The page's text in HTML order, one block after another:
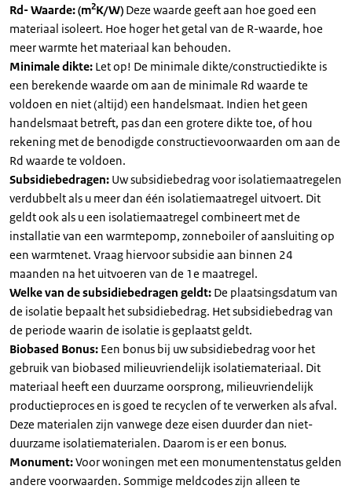
Rd- Waarde: (m2K/W) Deze waarde geeft aan hoe goed een
materiaal isoleert. Hoe hoger het getal van de R-waarde, hoe
meer warmte het materiaal kan behouden.
Minimale dikte: Let op! De minimale dikte/constructiedikte is
een berekende waarde om aan de minimale Rd waarde te
voldoen en niet (altijd) een handelsmaat. Indien het geen
handelsmaat betreft, pas dan een grotere dikte toe, of hou
rekening met de benodigde constructievoorwaarden om aan de
Rd waarde te voldoen.
Subsidiebedragen: Uw subsidiebedrag voor isolatiemaatregelen
verdubbelt als u meer dan één isolatiemaatregel uitvoert. Dit
geldt ook als u een isolatiemaatregel combineert met de
installatie van een warmtepomp, zonneboiler of aansluiting op
een warmtenet. Vraag hiervoor subsidie aan binnen 24
maanden na het uitvoeren van de 1e maatregel.
Welke van de subsidiebedragen geldt: De plaatsingsdatum van
de isolatie bepaalt het subsidiebedrag. Het subsidiebedrag van
de periode waarin de isolatie is geplaatst geldt.
Biobased Bonus: Een bonus bij uw subsidiebedrag voor het
gebruik van biobased milieuvriendelijk isolatiemateriaal. Dit
materiaal heeft een duurzame oorsprong, milieuvriendelijk
productieproces en is goed te recyclen of te verwerken als afval.
Deze materialen zijn vanwege deze eisen duurder dan niet-
duurzame isolatiematerialen. Daarom is er een bonus.
Monument:Voor woningen met een monumentenstatus gelden
andere voorwaarden. Sommige meldcodes zijn alleen te